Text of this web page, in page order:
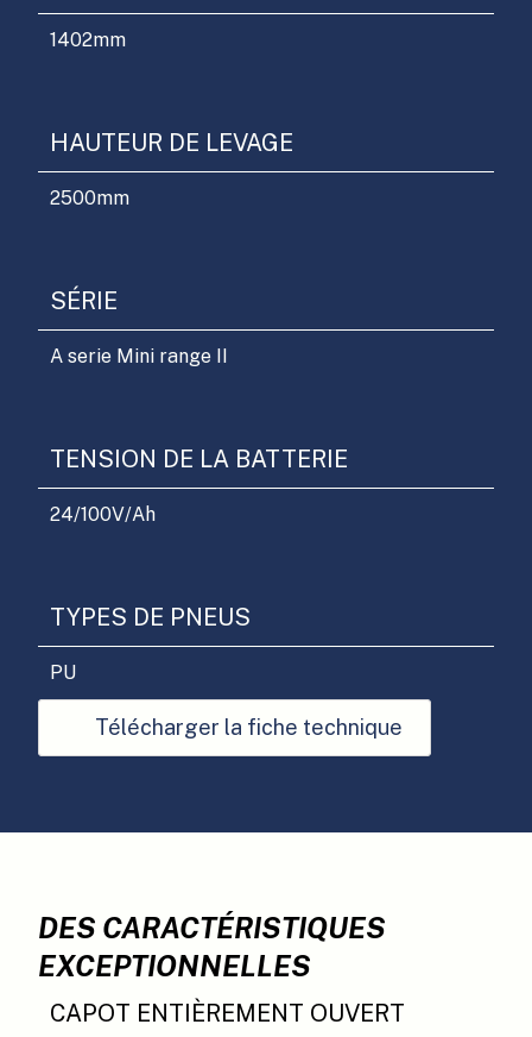
1402mm
HAUTEUR DE LEVAGE
2500mm
SÉRIE
A serie Mini range II
TENSION DE LA BATTERIE
24/100V/Ah
TYPES DE PNEUS
PU
Télécharger la fiche technique
DES CARACTÉRISTIQUES
EXCEPTIONNELLES
CAPOT ENTIÈREMENT OUVERT